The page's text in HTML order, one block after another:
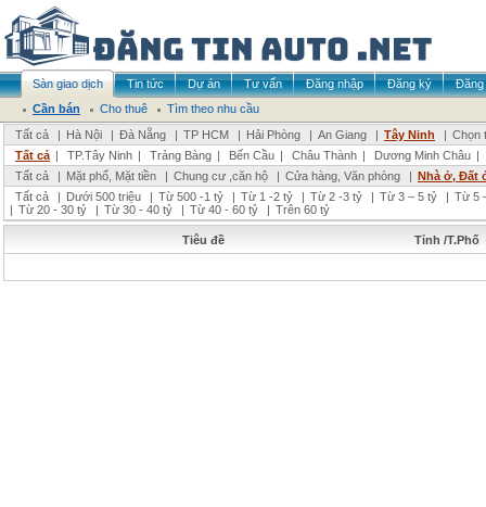
Sàn giao dịch Tin tức Dự án Tư vấn Đăng nhập Đăng ký
Đăng
Cần bán
Cho thuê
Tìm theo nhu cầu
Tất cả
| Hà Nội | Đà Nẵng | TP HCM | Hải Phòng | An Giang | Tây Ninh | Chọn
Tất cả | TP.Tây Ninh | Trảng Bàng | Bến Cầu | Châu Thành | Dương Minh Châu |
Tất cả
| Mặt phố, Mặt tiền | Chung cư ,căn hộ | Cửa hàng, Văn phòng | Nhà ở, Đất
Tất cả
| Dưới 500 triệu | Từ 500 -1 tỷ | Từ 1 -2 tỷ | Từ 2 -3 tỷ | Từ 3 – 5 tỷ | Từ 5
| Từ 20 - 30 tỷ | Từ 30 - 40 tỷ | Từ 40 - 60 tỷ | Trên 60 tỷ
Tiêu đề Tỉnh /T.Phố